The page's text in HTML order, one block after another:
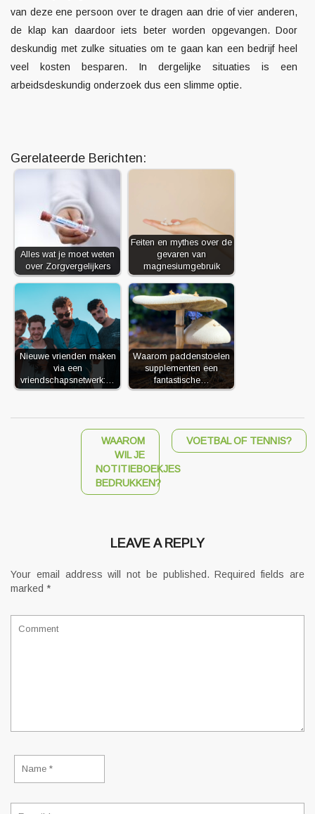
van deze ene persoon over te dragen aan drie of vier anderen,
de klap kan daardoor iets beter worden opgevangen. Door
deskundig met zulke situaties om te gaan kan een bedrijf heel
veel kosten besparen. In dergelijke situaties is een
arbeidsdeskundig onderzoek dus een slimme optie.
Gerelateerde Berichten:
Alles wat je moet weten
over Zorgvergelijkers
Feiten en mythes over de
gevaren van
magnesiumgebruik
Nieuwe vrienden maken
via een
vriendschapsnetwerk:…
Waarom paddenstoelen
supplementen een
fantastische…
WAAROM
WIL JE
NOTITIEBOEKJES
BEDRUKKEN?
VOETBAL OF TENNIS?
LEAVE A REPLY
Your email address will not be published. Required fields are
marked *